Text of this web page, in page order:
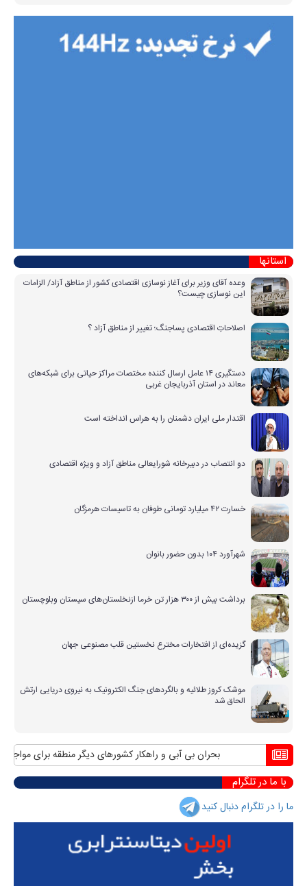
استانها
وعده آقای وزیر برای آغاز نوسازی اقتصادی کشور از مناطق آزاد/ الزامات
این نوسازی چیست؟
اصلاحاتِ اقتصادی پساجنگ؛ تغییر از مناطق آزاد ؟
دستگیری ۱۴ عامل ارسال کننده مختصات مراکز حیاتی برای شبکه‌های
معاند در استان آذربایجان غربی
اقتدار ملی ایران دشمنان را به هراس انداخته است
دو انتصاب در دبیرخانه شورایعالی مناطق آزاد و ویژه اقتصادی
خسارت ۴۲ میلیارد تومانی طوفان به تاسیسات هرمزگان
شهرآورد ۱۰۴ بدون حضور بانوان
برداشت بیش از ۳۰۰ هزار تن خرما ازنخلستان‌های سیستان وبلوچستان
گزیده‌ای از افتخارات مخترع نخستین قلب مصنوعی جهان
موشک کروز طلائیه و بالگردهای جنگ الکترونیک به نیروی دریایی ارتش
الحاق شد
بحران بی آبی و راهکار کشورهای دیگر منطقه برای مواجهه
با ما در تلگرام
ما را در تلگرام دنبال کنید